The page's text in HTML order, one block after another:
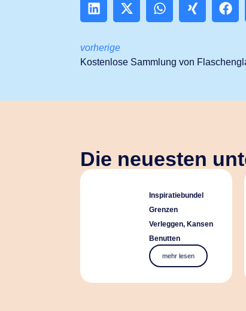
vorherige
Kostenlose Sammlung von
Die neuesten
Inspiratiebundel
Grenzen
Verleggen, Kansen
Benutten
mehr lesen